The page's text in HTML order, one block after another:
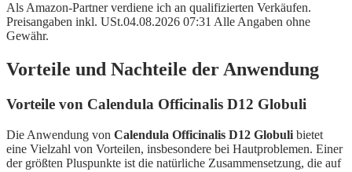
Als Amazon-Partner verdiene ich an qualifizierten Verkäufen.
Preisangaben inkl. USt.04.08.2026 07:31 Alle Angaben ohne
Gewähr.
Vorteile und Nachteile der Anwendung
Vorteile von Calendula Officinalis D12 Globuli
Die Anwendung von Calendula Officinalis D12 Globuli bietet
eine Vielzahl von Vorteilen, insbesondere bei Hautproblemen. Einer
der größten Pluspunkte ist die natürliche Zusammensetzung, die auf